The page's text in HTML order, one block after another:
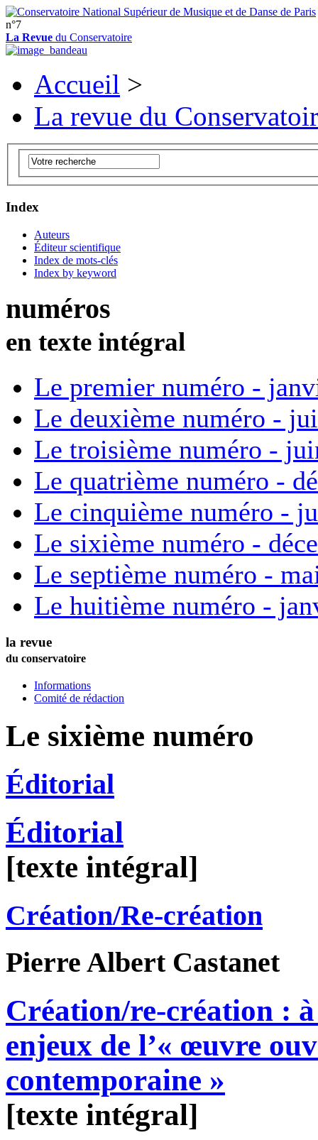
n°7
La Revue du Conservatoire
Accueil >
La revue du
Index
Auteurs
Éditeur scientifique
Index de mots-clés
Index by keyword
numéros
en texte intégral
Le premier numéro -
Le deuxième numéro -
Le troisième numéro -
Le quatrième numéro -
Le cinquième numéro -
Le sixième numéro -
Le septième numéro -
Le huitième numéro -
la revue
du conservatoire
Informations
Comité de rédaction
Le sixième numéro
Éditorial
Éditorial
[texte intégral]
Création/Re-création
Pierre Albert Castanet
Création/re-création :
enjeux de l’« œuvre
contemporaine »
[texte intégral]